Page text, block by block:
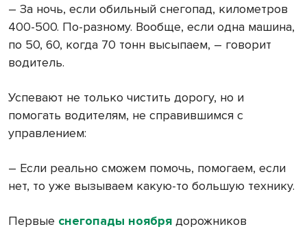
– За ночь, если обильный снегопад, километров
400-500. По-разному. Вообще, если одна машина,
по 50, 60, когда 70 тонн высыпаем, – говорит
водитель.
Успевают не только чистить дорогу, но и
помогать водителям, не справившимся с
управлением:
– Если реально сможем помочь, помогаем, если
нет, то уже вызываем какую-то большую технику.
Первые снегопады ноября дорожников